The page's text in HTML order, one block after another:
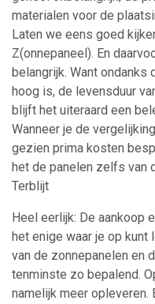
materialen voor de
Laten we eens goed
Z(onnepaneel). En
belangrijk. Want
hoog is, de levensduur
blijft het uiteraard een
Wanneer je de
gezien prima kosten
het de panelen zelfs van
Terblijt
Heel eerlijk: De aankoop
het enige waar je op
van de zonnepanelen en
tenminste zo bepalend.
namelijk meer opleveren.